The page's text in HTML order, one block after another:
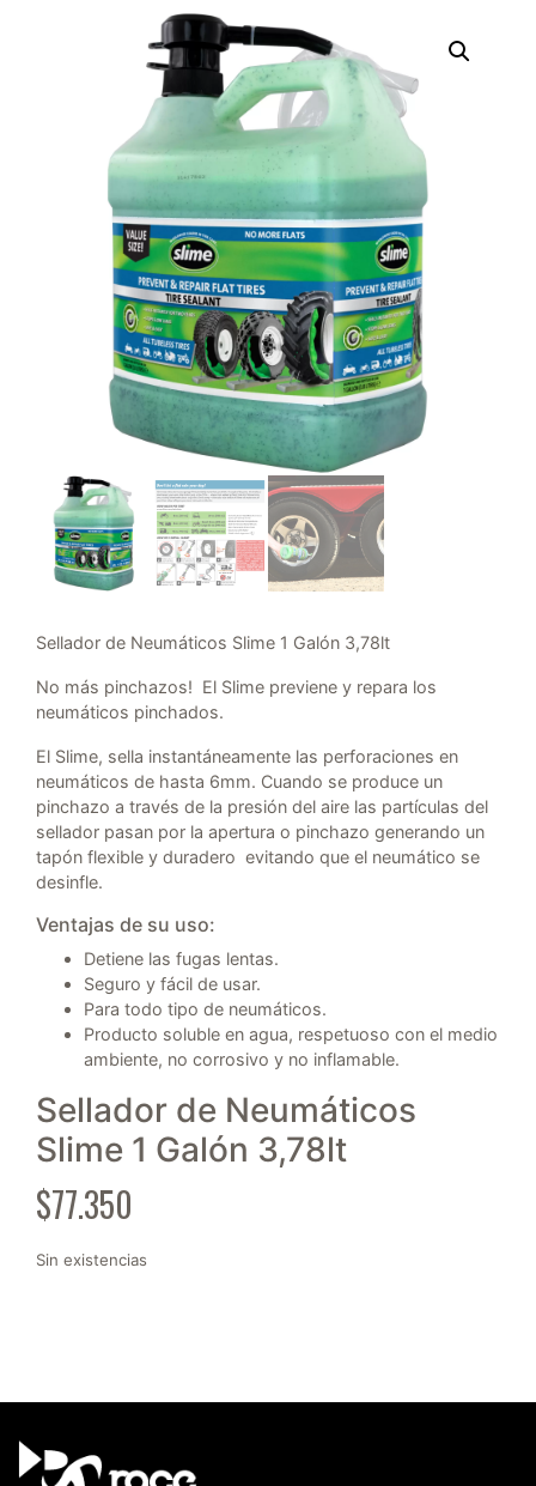
Sellador de Neumáticos Slime 1 Galón 3,78lt
No más pinchazos! El Slime previene y repara los
neumáticos pinchados.
El Slime, sella instantáneamente las perforaciones en
neumáticos de hasta 6mm. Cuando se produce un
pinchazo a través de la presión del aire las partículas del
sellador pasan por la apertura o pinchazo generando un
tapón flexible y duradero evitando que el neumático se
desinfle.
Ventajas de su uso:
Detiene las fugas lentas.
Seguro y fácil de usar.
Para todo tipo de neumáticos.
Producto soluble en agua, respetuoso con el medio
ambiente, no corrosivo y no inflamable.
Sellador de Neumáticos
Slime 1 Galón 3,78lt
$77.350
Sin existencias